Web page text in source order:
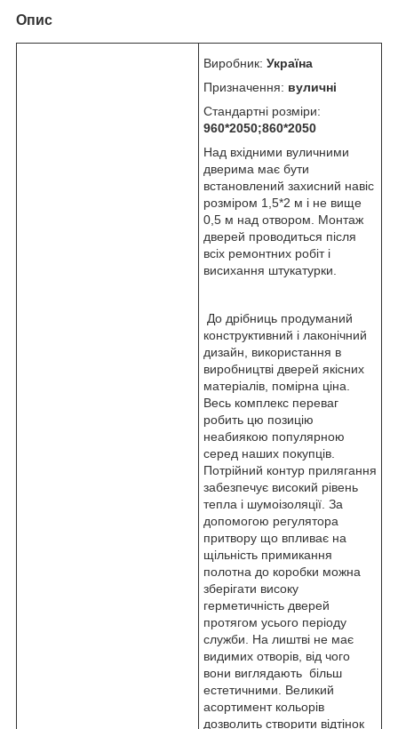
Опис
Виробник: Україна
Призначення: вуличні
Стандартні розміри:
960*2050;860*2050
Над вхідними вуличними
дверима має бути
встановлений захисний навіс
розміром 1,5*2 м і не вище
0,5 м над отвором. Монтаж
дверей проводиться після
всіх ремонтних робіт і
висихання штукатурки.
До дрібниць продуманий
конструктивний і лаконічний
дизайн, використання в
виробництві дверей якісних
матеріалів, помірна ціна.
Весь комплекс переваг
робить цю позицію
неабиякою популярною
серед наших покупців.
Потрійний контур прилягання
забезпечує високий рівень
тепла і шумоізоляції. За
допомогою регулятора
притвору що впливає на
щільність примикання
полотна до коробки можна
зберігати високу
герметичність дверей
протягом усього періоду
служби. На лиштві не має
видимих отворів, від чого
вони виглядають більш
естетичними. Великий
асортимент кольорів
дозволить створити відтінок